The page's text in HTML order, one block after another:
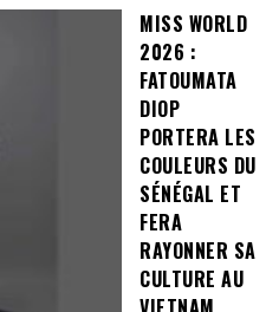
MISS WORLD
2026 :
FATOUMATA
DIOP
PORTERA LES
COULEURS DU
SÉNÉGAL ET
FERA
RAYONNER SA
CULTURE AU